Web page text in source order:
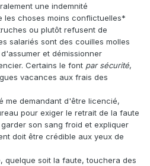
une indemnité
les choses moins conflictuelles*
ou plutôt refusent de
salariés sont des couilles molles
et démissionner
Certains le font par sécurité,
vacances aux frais des
me demandant d'être licencié,
pour exiger le retrait de la faute
son sang froid et expliquer
doit être crédible aux yeux de
quelque soit la faute, touchera des